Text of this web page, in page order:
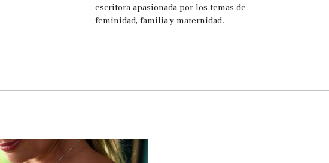
escritora apasionada por los temas de
feminidad, familia y maternidad.